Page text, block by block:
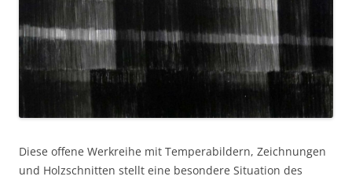
Diese offene Werkreihe mit Temperabildern, Zeichnungen
und Holzschnitten stellt eine besondere Situation des